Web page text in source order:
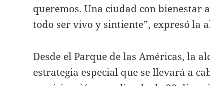
queremos. Una ciudad con bienestar
todo ser vivo y sintiente”, expresó la
Desde el Parque de las Américas, la
estrategia especial que se llevará a